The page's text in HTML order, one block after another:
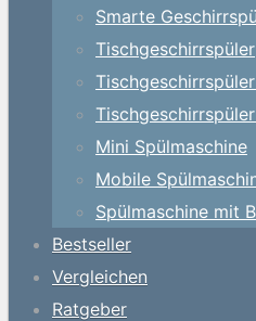
Smarte
Tischgeschirrspüler
Mini Spülmaschine
Mobile
Spülmaschine mit
Bestseller
Vergleichen
Ratgeber